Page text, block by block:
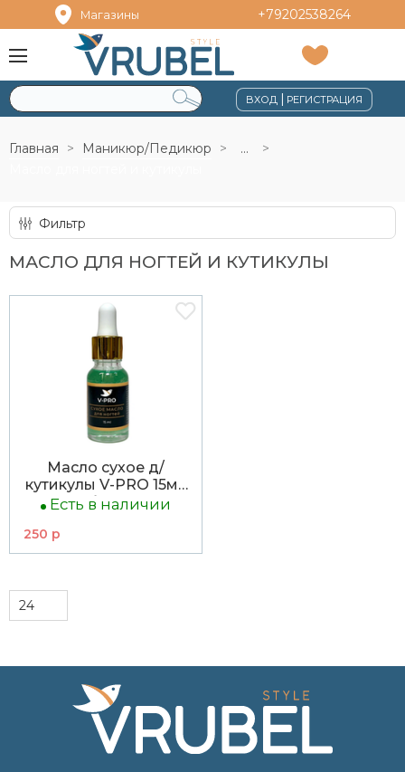
Магазины +79202538264
ВХОД |РЕГИСТРАЦИЯ
Главная Маникюр/Педикюр
...
Фильтр
МАСЛО ДЛЯ НОГТЕЙ И КУТИКУЛЫ
Масло сухое д/
кутикулы V-PRO 15мл
Яблоко
Есть в наличии
250 р